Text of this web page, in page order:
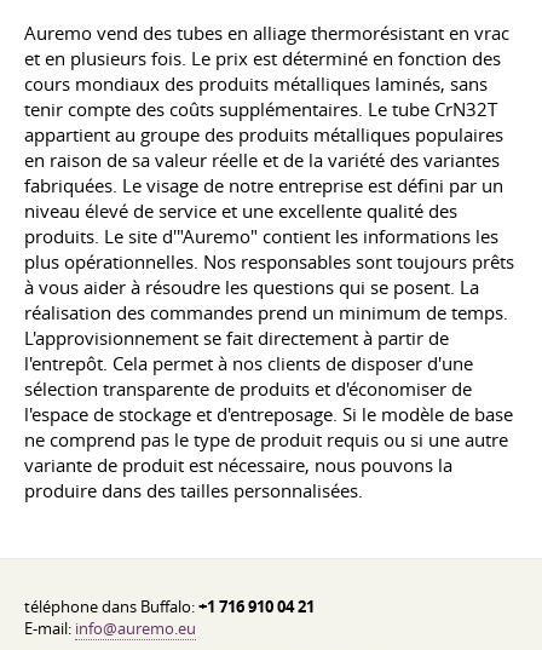
Auremo vend des tubes en alliage thermorésistant en vrac
et en plusieurs fois. Le prix est déterminé en fonction des
cours mondiaux des produits métalliques laminés, sans
tenir compte des coûts supplémentaires. Le tube CrN32T
appartient au groupe des produits métalliques populaires
en raison de sa valeur réelle et de la variété des variantes
fabriquées. Le visage de notre entreprise est défini par un
niveau élevé de service et une excellente qualité des
produits. Le site d'"Auremo" contient les informations les
plus opérationnelles. Nos responsables sont toujours prêts
à vous aider à résoudre les questions qui se posent. La
réalisation des commandes prend un minimum de temps.
L'approvisionnement se fait directement à partir de
l'entrepôt. Cela permet à nos clients de disposer d'une
sélection transparente de produits et d'économiser de
l'espace de stockage et d'entreposage. Si le modèle de base
ne comprend pas le type de produit requis ou si une autre
variante de produit est nécessaire, nous pouvons la
produire dans des tailles personnalisées.
téléphone dans Buffalo:+1 716 910 04 21
E-mail: info@auremo.eu